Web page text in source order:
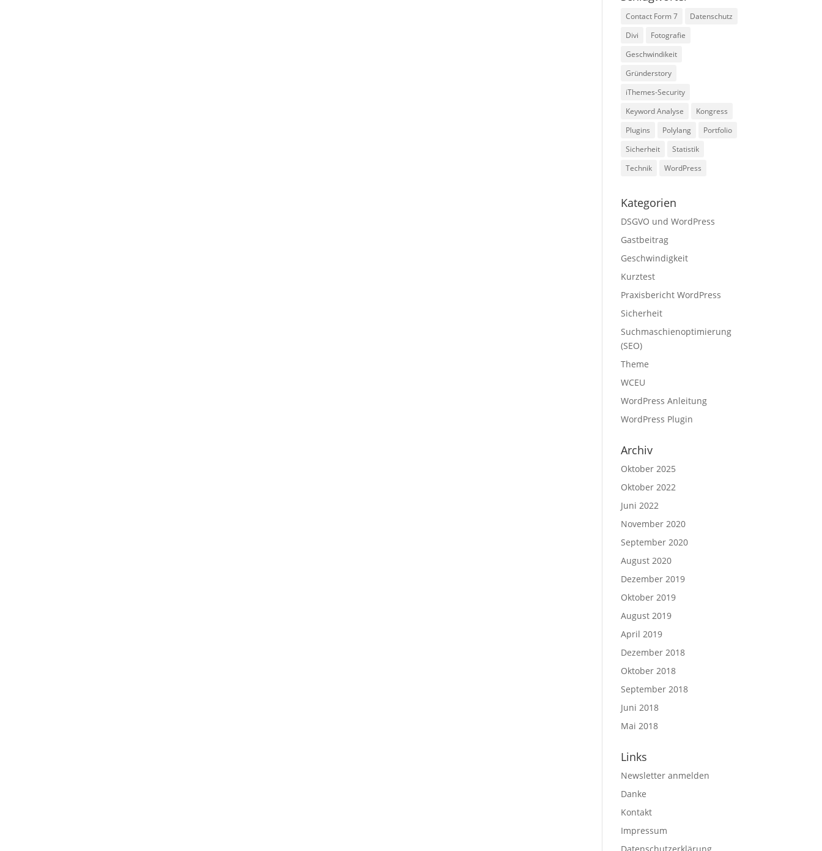
Contact Form 7
Datenschutz
Divi
Fotografie
Geschwindikeit
Gründerstory
iThemes-Security
Keyword Analyse
Kongress
Plugins
Polylang
Portfolio
Sicherheit
Statistik
Technik
WordPress
Kategorien
DSGVO und WordPress
Gastbeitrag
Geschwindigkeit
Kurztest
Praxisbericht WordPress
Sicherheit
Suchmaschienoptimierung
(SEO)
Theme
WCEU
WordPress Anleitung
WordPress Plugin
Archiv
Oktober 2025
Oktober 2022
Juni 2022
November 2020
September 2020
August 2020
Dezember 2019
Oktober 2019
August 2019
April 2019
Dezember 2018
Oktober 2018
September 2018
Juni 2018
Mai 2018
Links
Newsletter anmelden
Danke
Kontakt
Impressum